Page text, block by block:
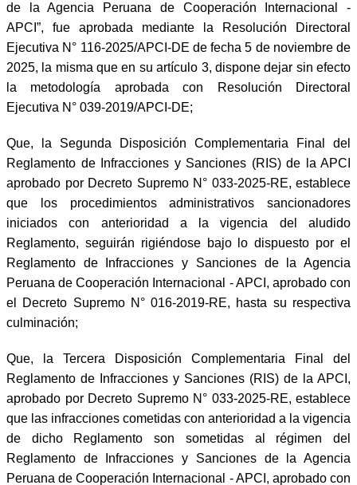
de la Agencia Peruana de Cooperación Internacional -
APCI”, fue aprobada mediante la Resolución Directoral
Ejecutiva N° 116-2025/APCI-DE de fecha 5 de noviembre de
2025, la misma que en su artículo 3, dispone dejar sin efecto
la metodología aprobada con Resolución Directoral
Ejecutiva N° 039-2019/APCI-DE;
Que, la Segunda Disposición Complementaria Final del
Reglamento de Infracciones y Sanciones (RIS) de la APCI
aprobado por Decreto Supremo N° 033-2025-RE, establece
que los procedimientos administrativos sancionadores
iniciados con anterioridad a la vigencia del aludido
Reglamento, seguirán rigiéndose bajo lo dispuesto por el
Reglamento de Infracciones y Sanciones de la Agencia
Peruana de Cooperación Internacional - APCI, aprobado con
el Decreto Supremo N° 016-2019-RE, hasta su respectiva
culminación;
Que, la Tercera Disposición Complementaria Final del
Reglamento de Infracciones y Sanciones (RIS) de la APCI,
aprobado por Decreto Supremo N° 033-2025-RE, establece
que las infracciones cometidas con anterioridad a la vigencia
de dicho Reglamento son sometidas al régimen del
Reglamento de Infracciones y Sanciones de la Agencia
Peruana de Cooperación Internacional - APCI, aprobado con